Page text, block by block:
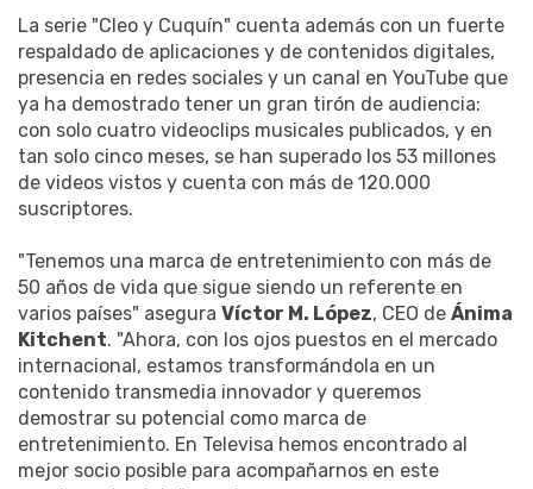
La serie "Cleo y Cuquín" cuenta además con un fuerte
respaldado de aplicaciones y de contenidos digitales,
presencia en redes sociales y un canal en YouTube que
ya ha demostrado tener un gran tirón de audiencia:
con solo cuatro videoclips musicales publicados, y en
tan solo cinco meses, se han superado los 53 millones
de videos vistos y cuenta con más de 120.000
suscriptores.
"Tenemos una marca de entretenimiento con más de
50 años de vida que sigue siendo un referente en
varios países" asegura Víctor M. López, CEO de Ánima
Kitchent. "Ahora, con los ojos puestos en el mercado
internacional, estamos transformándola en un
contenido transmedia innovador y queremos
demostrar su potencial como marca de
entretenimiento. En Televisa hemos encontrado al
mejor socio posible para acompañarnos en este